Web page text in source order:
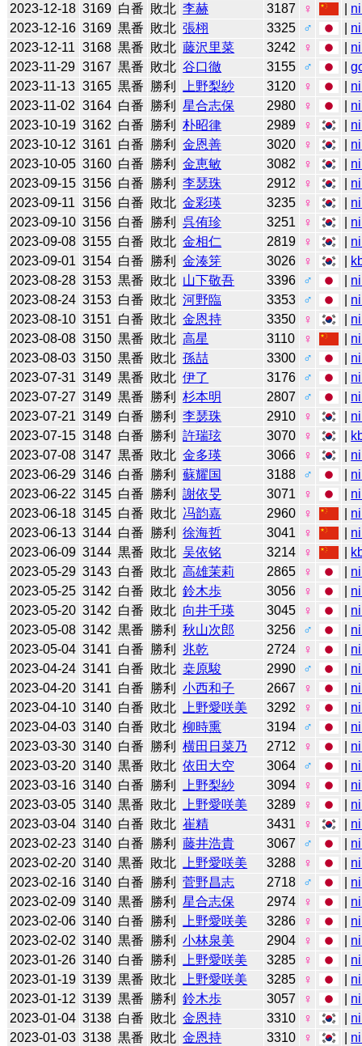
2023-12-18 3169 白番 敗北 李赫 3187 ♀
2023-12-16 3169 黒番 敗北 張栩 3325 ♂
2023-12-11 3168 黒番 敗北 藤沢里菜 3242 ♀
2023-11-29 3167 黒番 敗北 谷口徹 3155 ♂ |
2023-11-13 3165 黒番 勝利 上野梨紗 3120 ♀
2023-11-02 3164 白番 勝利 星合志保 2980 ♀
2023-10-19 3162 白番 勝利 朴昭律 2989 ♀
2023-10-12 3161 白番 勝利 金恩善 3020 ♀
2023-10-05 3160 白番 勝利 金恵敏 3082 ♀
2023-09-15 3156 白番 勝利 李瑟珠 2912 ♀
2023-09-11 3156 白番 敗北 金彩瑛 3235 ♀
2023-09-10 3156 白番 勝利 呉侑珍 3251 ♀
2023-09-08 3155 白番 敗北 金相仁 2819 ♀
2023-09-01 3154 白番 勝利 金湊笌 3026 ♀
2023-08-28 3153 黒番 敗北 山下敬吾 3396 ♂
2023-08-24 3153 白番 敗北 河野臨 3353 ♂
2023-08-10 3151 白番 敗北 金恩持 3350 ♀
2023-08-08 3150 黒番 敗北 高星 3110 ♀
2023-08-03 3150 黒番 敗北 孫喆 3300 ♂
2023-07-31 3149 黒番 敗北 伊了 3176 ♂
2023-07-27 3149 黒番 勝利 杉本明 2807 ♂
2023-07-21 3149 白番 勝利 李瑟珠 2910 ♀
2023-07-15 3148 白番 勝利 許瑞玹 3070 ♀
2023-07-08 3147 黒番 敗北 金多瑛 3066 ♀
2023-06-29 3146 白番 勝利 蘇耀国 3188 ♂
2023-06-22 3145 白番 勝利 謝依旻 3071 ♀
2023-06-18 3145 白番 敗北 冯韵嘉 2960 ♀
2023-06-13 3144 白番 勝利 徐海哲 3041 ♀
2023-06-09 3144 黒番 敗北 吴依铭 3214 ♀
2023-05-29 3143 白番 敗北 高雄茉莉 2865 ♀
2023-05-25 3142 白番 敗北 鈴木歩 3056 ♀
2023-05-20 3142 白番 敗北 向井千瑛 3045 ♀
2023-05-08 3142 黒番 勝利 秋山次郎 3256 ♂
2023-05-04 3141 白番 勝利 兆乾 2724 ♀
2023-04-24 3141 白番 敗北 桒原駿 2990 ♂
2023-04-20 3141 白番 勝利 小西和子 2667 ♀
2023-04-10 3140 白番 敗北 上野愛咲美 3292 ♀
2023-04-03 3140 白番 敗北 柳時熏 3194 ♂
2023-03-30 3140 白番 勝利 横田日菜乃 2712 ♀
2023-03-20 3140 黒番 敗北 依田大空 3064 ♂
2023-03-16 3140 白番 勝利 上野梨紗 3094 ♀
2023-03-05 3140 黒番 敗北 上野愛咲美 3289 ♀
2023-03-04 3140 白番 敗北 崔精 3431 ♀
2023-02-23 3140 白番 勝利 藤井浩貴 3067 ♂
2023-02-20 3140 黒番 敗北 上野愛咲美 3288 ♀
2023-02-16 3140 白番 勝利 菅野昌志 2718 ♂
2023-02-09 3140 黒番 勝利 星合志保 2974 ♀
2023-02-06 3140 白番 勝利 上野愛咲美 3286 ♀
2023-02-02 3140 黒番 勝利 小林泉美 2904 ♀
2023-01-26 3140 白番 勝利 上野愛咲美 3285 ♀
2023-01-19 3139 黒番 敗北 上野愛咲美 3285 ♀
2023-01-12 3139 黒番 勝利 鈴木歩 3057 ♀
2023-01-04 3138 白番 敗北 金恩持 3310 ♀
2023-01-03 3138 黒番 敗北 金恩持 3310 ♀